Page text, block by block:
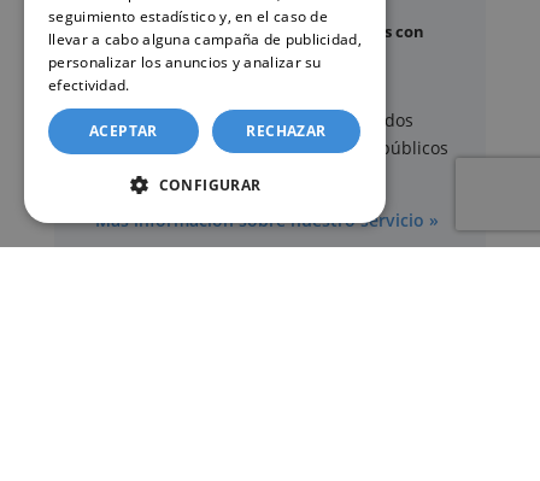
Certificado de contratos de seguros con
cobertura por fallecimiento
Los documentos oficiales son expedidos
exclusivamente por los organismos públicos
correspondientes.
Más información sobre nuestro servicio »
seguimiento estadístico y, en el caso de
llevar a cabo alguna campaña de publicidad,
personalizar los anuncios y analizar su
efectividad.
ACEPTAR RECHAZAR
CONFIGURAR